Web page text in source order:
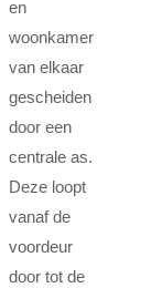
en
woonkamer
van elkaar
gescheiden
door een
centrale as.
Deze loopt
vanaf de
voordeur
door tot de